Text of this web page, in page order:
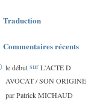
Traduction
Commentaires récents
le débutsurL'ACTE D
AVOCAT / SON ORIGINE
par Patrick MICHAUD